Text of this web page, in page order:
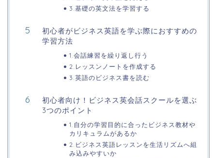
3.基礎の英文法を学習する
初心者がビジネス英語を学ぶ際におすすめの
学習方法
1.会話練習を繰り返し行う
2.レッスンノートを作成する
3.英語のビジネス書を読む
初心者向け！ビジネス英会話スクールを選ぶ
3つのポイント
1.自分の学習目的に合ったビジネス教材や
カリキュラムがあるか
2.ビジネス英語レッスンを生活リズムへ組
み込みやすいか